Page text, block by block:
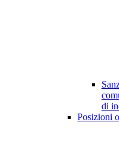
di
Posizioni